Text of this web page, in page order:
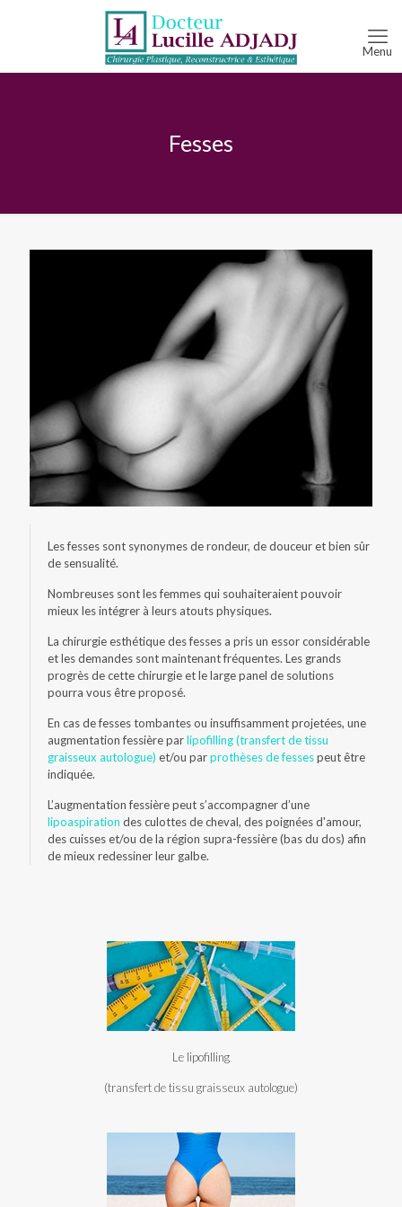
Fesses
Les fesses sont synonymes de rondeur, de douceur et bien sûr
de sensualité.
Nombreuses sont les femmes qui souhaiteraient pouvoir
mieux les intégrer à leurs atouts physiques.
La chirurgie esthétique des fesses a pris un essor considérable
et les demandes sont maintenant fréquentes. Les grands
progrès de cette chirurgie et le large panel de solutions
pourra vous être proposé.
En cas de fesses tombantes ou insuffisamment projetées, une
augmentation fessière parlipofilling (transfert de tissu
graisseux autologue) et/ou parprothèses de fessespeut être
indiquée.
L’augmentation fessière peut s’accompagner d’une
lipoaspiration des culottes de cheval, des poignées d'amour,
des cuisses et/ou de la région supra-fessière (bas du dos) afin
de mieux redessiner leur galbe.
Le lipofilling
(transfert de tissu graisseux autologue)